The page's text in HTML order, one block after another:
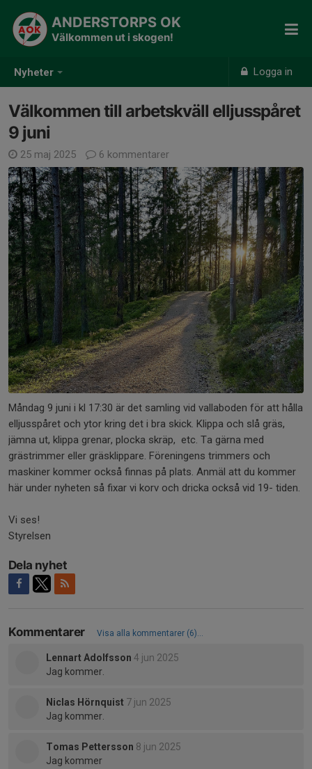
Nyheter Logga in
ANDERSTORPS OK
Välkommen ut i skogen!
Välkommen till arbetskväll elljusspåret
9 juni
25 maj 2025 6 kommentarer
Måndag 9 juni i kl 17:30 är det samling vid vallaboden för att hålla
elljusspåret och ytor kring det i bra skick. Klippa och slå gräs,
jämna ut, klippa grenar, plocka skräp, etc. Ta gärna med
grästrimmer eller gräsklippare. Föreningens trimmers och
maskiner kommer också finnas på plats. Anmäl att du kommer
här under nyheten så fixar vi korv och dricka också vid 19- tiden.
Vi ses!
Styrelsen
Dela nyhet
Kommentarer Visa alla kommentarer (6)...
Lennart Adolfsson 4 jun 2025
Jag kommer.
Niclas Hörnquist 7 jun 2025
Jag kommer.
Tomas Pettersson 8 jun 2025
Jag kommer